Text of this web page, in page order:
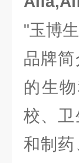
"玉博
品牌
的生
校、
和制